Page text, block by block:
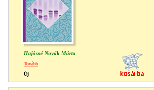
Hajósné Novák Márta
Tovább
Új